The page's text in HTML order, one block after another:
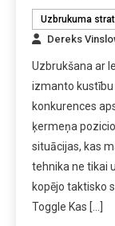
Uzbrukuma
Dereks
Uzbrukšana ar
izmanto kustību
konkurences
ķermeņa
situācijas, kas
tehnika ne tikai
kopējo taktisko
Toggle Kas […]